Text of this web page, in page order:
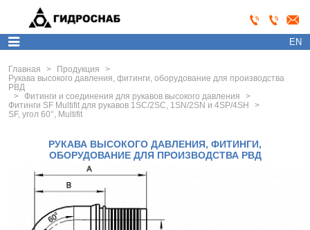
EN
Главная > Продукция
>
Рукава высокого давления, фитинги, оборудование для производства
РВД
> Фитинги и соединения для рукавов высокого давления
>
Фитинги SF Multifit для рукавов 1SC/2SC, 1SN/2SN и 4SP/4SH
>
SF, угол 60°, Multifit
РУКАВА ВЫСОКОГО ДАВЛЕНИЯ, ФИТИНГИ,
ОБОРУДОВАНИЕ ДЛЯ ПРОИЗВОДСТВА РВД